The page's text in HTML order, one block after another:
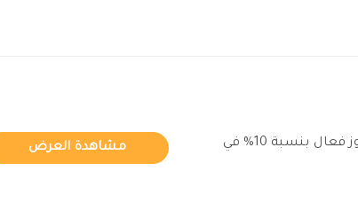
كود خصم صيدلية كنوز فعال بنسبة 10% في
مشاهدة العرض